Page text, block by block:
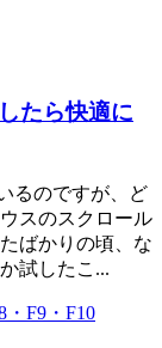
たら快適に
るのですが、ど
スのスクロール
ばかりの頃、な
試したこ...